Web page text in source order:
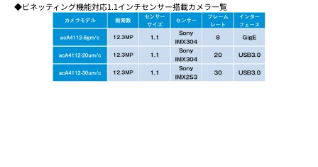
◆ビネッティング機能対応1.1インチセンサー搭載カメラ一覧